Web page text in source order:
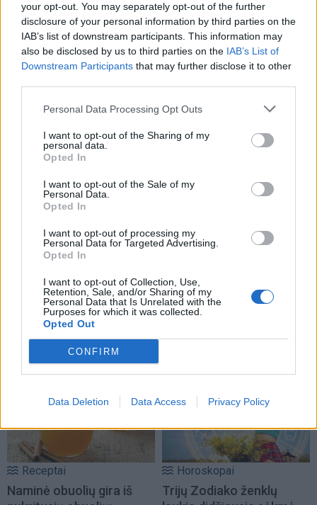
your opt-out. You may separately opt-out of the further
disclosure of your personal information by third parties on the
IAB’s list of downstream participants. This information may
also be disclosed by us to third parties on the IAB’s List of
Downstream Participants that may further disclose it to other
Personal Data Processing Opt Outs
I want to opt-out of the Sharing of my
personal data.
Opted In
I want to opt-out of the Sale of my
Personal Data.
Opted In
I want to opt-out of processing my
Personal Data for Targeted Advertising.
Opted In
I want to opt-out of Collection, Use,
Retention, Sale, and/or Sharing of my
Personal Data that Is Unrelated with the
Purposes for which it was collected.
Opted Out
CONFIRM
Data Deletion Data Access Privacy Policy
Kultūra
Iki skausmo atviras
spektaklis „Jaunuolio
kambaryje“ kviečia
Kultūra
Klaipėdoje prasidėjo
„Jauno teatro dienos“:
vakare miestiečių laukia
NAUJI
Receptai
Naminė obuolių gira iš
Horoskopai
Trijų Zodiako ženklų